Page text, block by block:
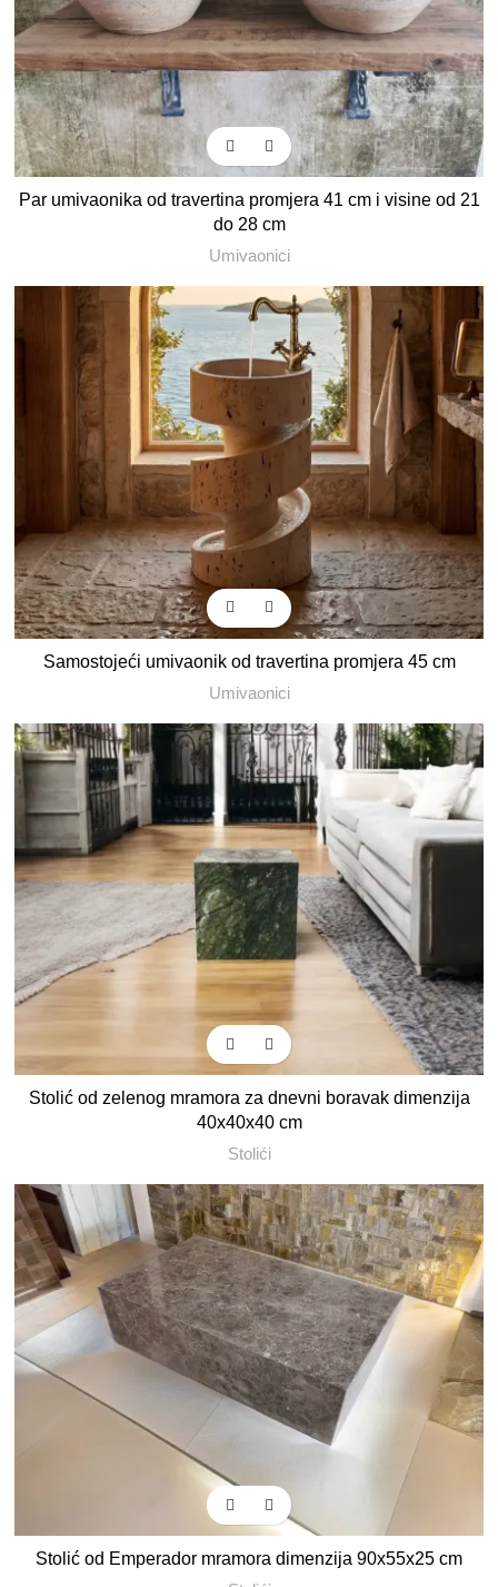
Par umivaonika od travertina promjera 41 cm i visine od 21
do 28 cm
Umivaonici
Samostojeći umivaonik od travertina promjera 45 cm
Umivaonici
Stolić od zelenog mramora za dnevni boravak dimenzija
40x40x40 cm
Stolići
Stolić od Emperador mramora dimenzija 90x55x25 cm